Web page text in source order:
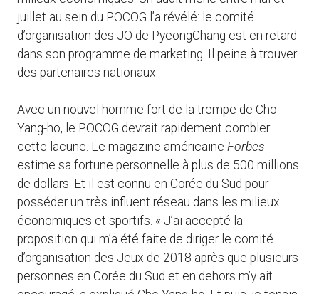
juillet au sein du POCOG l’a révélé: le comité
d’organisation des JO de PyeongChang est en retard
dans son programme de marketing. Il peine à trouver
des partenaires nationaux.
Avec un nouvel homme fort de la trempe de Cho
Yang-ho, le POCOG devrait rapidement combler
cette lacune. Le magazine américaine Forbes
estime sa fortune personnelle à plus de 500 millions
de dollars. Et il est connu en Corée du Sud pour
posséder un très influent réseau dans les milieux
économiques et sportifs. « J’ai accepté la
proposition qui m’a été faite de diriger le comité
d’organisation des Jeux de 2018 après que plusieurs
personnes en Corée du Sud et en dehors m’y ait